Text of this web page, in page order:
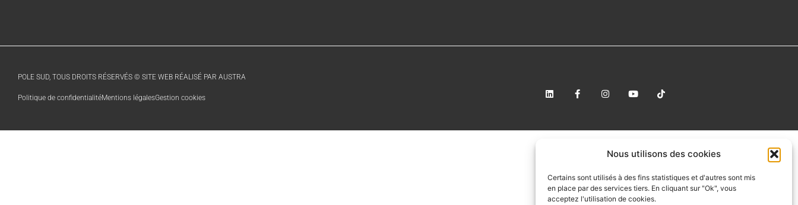
Nous utilisons des cookies
Certains sont utilisés à des fins statistiques et d'autres sont mis
en place par des services tiers. En cliquant sur "Ok", vous
acceptez l'utilisation de cookies.
POLE SUD, TOUS DROITS RÉSERVÉS © SITE WEB RÉALISÉ PAR AUSTRA
Politique de confidentialitéMentions légalesGestion cookies